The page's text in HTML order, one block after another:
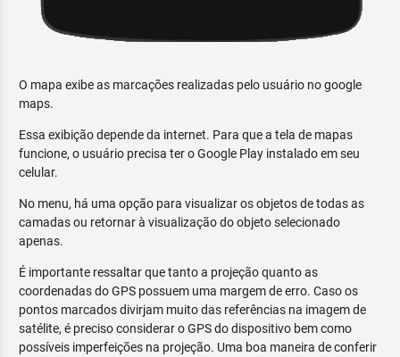
O mapa exibe as marcações realizadas pelo usuário no google
maps.
Essa exibição depende da internet. Para que a tela de mapas
funcione, o usuário precisa ter o Google Play instalado em seu
celular.
No menu, há uma opção para visualizar os objetos de todas as
camadas ou retornar à visualização do objeto selecionado
apenas.
É importante ressaltar que tanto a projeção quanto as
coordenadas do GPS possuem uma margem de erro. Caso os
pontos marcados divirjam muito das referências na imagem de
satélite, é preciso considerar o GPS do dispositivo bem como
possíveis imperfeições na projeção. Uma boa maneira de conferir